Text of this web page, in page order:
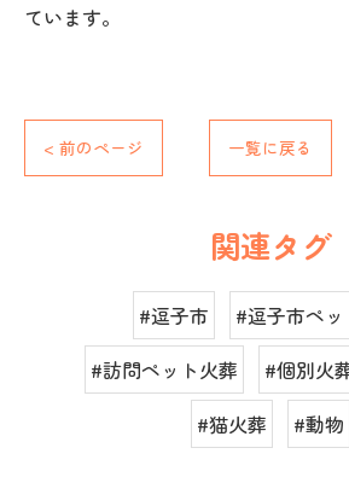
ています。
< 前のページ 一覧に戻る
関連タグ
#逗子市
#逗子市ペ
#訪問ペット火葬
#個別火
#猫火葬
#動物